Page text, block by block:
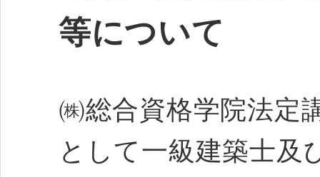
等について
㈱総合資格学院法定
として一級建築士及